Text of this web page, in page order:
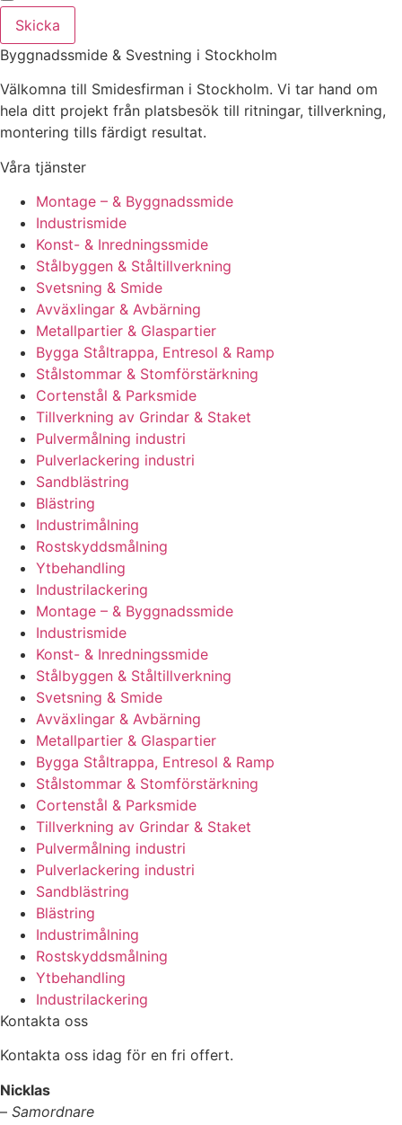
Skicka
Byggnadssmide & Svestning i Stockholm
Välkomna till Smidesfirman i Stockholm. Vi tar hand om
hela ditt projekt från platsbesök till ritningar, tillverkning,
montering tills färdigt resultat.
Våra tjänster
Montage – & Byggnadssmide
Industrismide
Konst- & Inredningssmide
Stålbyggen & Ståltillverkning
Svetsning & Smide
Avväxlingar & Avbärning
Metallpartier & Glaspartier
Bygga Ståltrappa, Entresol & Ramp
Stålstommar & Stomförstärkning
Cortenstål & Parksmide
Tillverkning av Grindar & Staket
Pulvermålning industri
Pulverlackering industri
Sandblästring
Blästring
Industrimålning
Rostskyddsmålning
Ytbehandling
Industrilackering
Montage – & Byggnadssmide
Industrismide
Konst- & Inredningssmide
Stålbyggen & Ståltillverkning
Svetsning & Smide
Avväxlingar & Avbärning
Metallpartier & Glaspartier
Bygga Ståltrappa, Entresol & Ramp
Stålstommar & Stomförstärkning
Cortenstål & Parksmide
Tillverkning av Grindar & Staket
Pulvermålning industri
Pulverlackering industri
Sandblästring
Blästring
Industrimålning
Rostskyddsmålning
Ytbehandling
Industrilackering
Kontakta oss
Kontakta oss idag för en fri offert.
Nicklas
– Samordnare